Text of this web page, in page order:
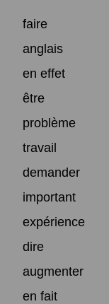
faire
anglais
en effet
être
problème
travail
demander
important
expérience
dire
augmenter
en fait